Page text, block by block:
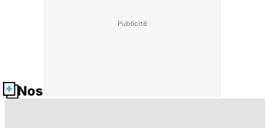
Nos fiches santé